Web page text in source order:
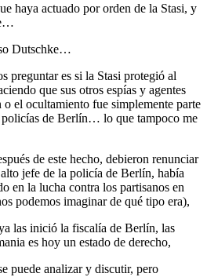
haya actuado por orden de la Stasi, y
Dutschke…
preguntar es si la Stasi protegió al
que sus otros espías y agentes
el ocultamiento fue simplemente parte
policías de Berlín… lo que tampoco me
de este hecho, debieron renunciar
jefe de la policía de Berlín, había
en la lucha contra los partisanos en
podemos imaginar de qué tipo era),
las inició la fiscalía de Berlín, las
es hoy un estado de derecho,
puede analizar y discutir, pero